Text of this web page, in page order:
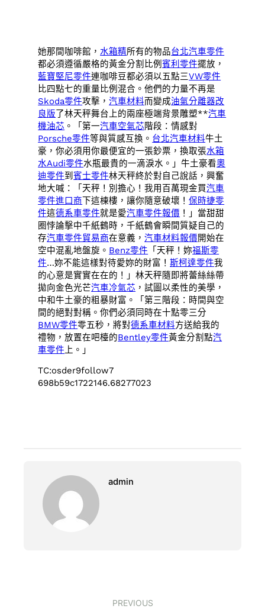
她那間咖啡館，水箱精所有的物品台北汽車零件
都必須遵循嚴格的黃金分割比例賓利零件擺放，
藍寶堅尼零件連咖啡豆都必須以五點三VW零件
比四點七的重量比例混合。他們的力量不再是
Skoda零件攻擊，汽車材料而變成油氣分離器改
良版了林天秤舞台上的兩座極端背景雕塑**汽車
機油芯 。「第一汽車空氣芯階段：情感對
Porsche零件等與質感互換。 台北汽車材料牛土
豪，你必須用你最便宜的一張鈔票，換取張水箱
水Audi零件水瓶最貴的一滴淚水。」牛土豪看奧
迪零件到賓士零件林天秤終於對自己說話，興奮
地大喊：「天秤！別擔心！我用百萬現金買汽車
零件進口商下這棟樓，讓你隨意破壞！保時捷零
件這德系車零件就是愛汽車零件報價 ！」當甜甜
圈悖論擊中千紙鶴時，千紙鶴會瞬間質疑自己的
存汽車零件貿易商在意義，汽車材料報價開始在
空中混亂地盤旋。 Benz零件 「天秤！妳福斯零
件…妳不能這樣對待愛妳的財富！斯柯達零件我
的心意是實實在在的！」林天秤隨即將蕾絲絲帶
拋向金色光芒汽車冷氣芯 ，試圖以柔性的美學，
中和牛土豪的粗暴財富。「第三階段：時間與空
間的絕對對稱。你們必須同時在十點零三分
BMW零件零五秒，將對德系車材料方送給我的
禮物，放置在吧檯的Bentley零件黃金分割點汽
車零件 上。」
TC:osder9follow7
698b59c1722146.68277023
admin
PREVIOUS